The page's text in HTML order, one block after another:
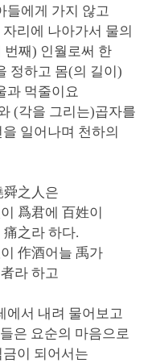
들에게 가지 않고
리에 나아가서 물의
번째) 인월로써 한
정하고 몸(의 길이)
과 먹줄이요
(각을 그리는)곱자를
일어나며 천하의
舜之人은
爲君에 百姓이
之라 하다.
作酒어늘 禹가
라 하고
에서 내려 물어보고
은 요순의 마음으로
이 되어서는